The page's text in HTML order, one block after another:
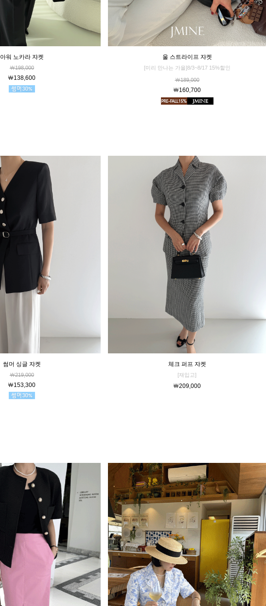
아워 노카라 쟈켓
￦198,000
￦138,600
울 스트라이프 쟈켓
[미리 만나는 가을]8/3~8/17 15%할인
￦189,000
￦160,700
썸머 싱글 쟈켓
￦219,000
￦153,300
체크 퍼프 쟈켓
[재입고]
￦209,000